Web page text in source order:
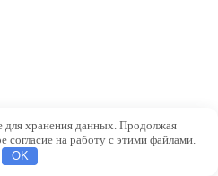
для хранения данных. Продолжая
согласие на работу с этими файлами.
OK